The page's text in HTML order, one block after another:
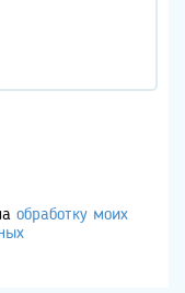
обработку моих